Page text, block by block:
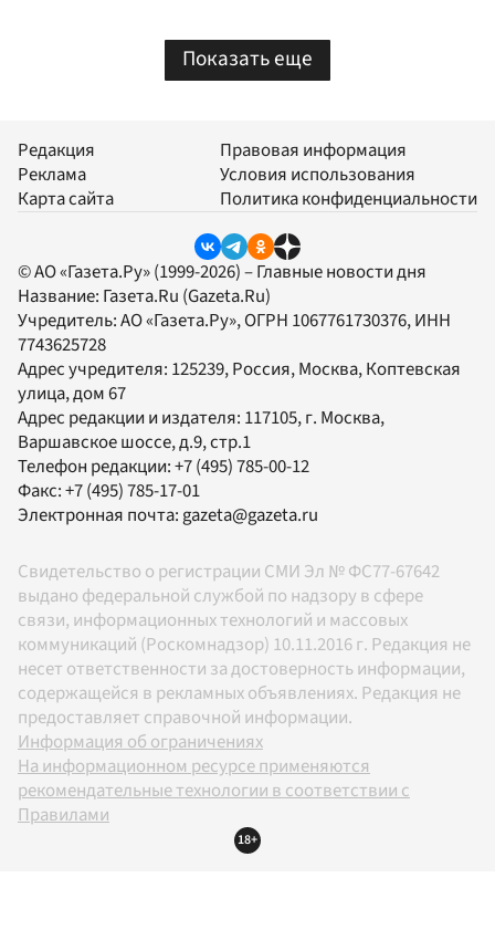
Показать еще
Редакция
Реклама
Карта сайта
Правовая информация
Условия использования
Политика конфиденциальности
© АО «Газета.Ру» (1999-2026) – Главные новости дня
Название: Газета.Ru (Gazeta.Ru)
Учредитель:АО «Газета.Ру», ОГРН 1067761730376, ИНН
7743625728
Адрес учредителя: 125239, Россия, Москва, Коптевская
улица, дом 67
Адрес редакции и издателя: 117105, г. Москва,
Варшавское шоссе, д.9, стр.1
Телефон редакции:+7 (495) 785-00-12
Факс:+7 (495) 785-17-01
Электронная почта: gazeta@gazeta.ru
Свидетельство о регистрации СМИ Эл № ФС77-67642
выдано федеральной службой по надзору в сфере
связи, информационных технологий и массовых
коммуникаций (Роскомнадзор) 10.11.2016 г. Редакция не
несет ответственности за достоверность информации,
содержащейся в рекламных объявлениях. Редакция не
предоставляет справочной информации.
Информация об ограничениях
На информационном ресурсе применяются
рекомендательные технологии в соответствии с
Правилами
18+